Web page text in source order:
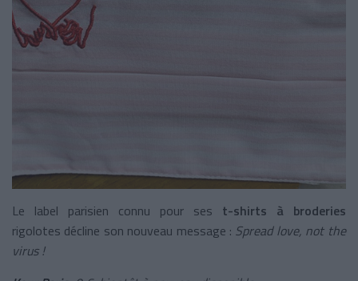
Le label parisien connu pour ses t-shirts à broderies
rigolotes décline son nouveau message : Spread love, not the
virus !